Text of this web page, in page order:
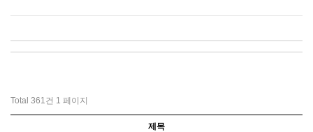
Total 361건 1 페이지
제목